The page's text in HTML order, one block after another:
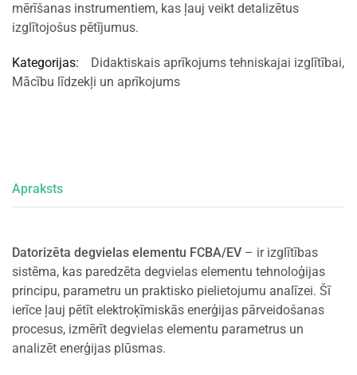
mērīšanas instrumentiem, kas ļauj veikt detalizētus
izglītojošus pētījumus.
Kategorijas: Didaktiskais aprīkojums tehniskajai izglītībai,
Mācību līdzekļi un aprīkojums
Apraksts
Datorizēta degvielas elementu FCBA/EV – ir izglītības
sistēma, kas paredzēta degvielas elementu tehnoloģijas
principu, parametru un praktisko pielietojumu analīzei. Šī
ierīce ļauj pētīt elektroķīmiskās enerģijas pārveidošanas
procesus, izmērīt degvielas elementu parametrus un
analizēt enerģijas plūsmas.